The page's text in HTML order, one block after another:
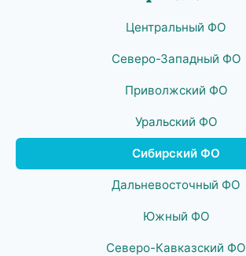
Центральный ФО
Северо-Западный ФО
Приволжский ФО
Уральский ФО
Сибирский ФО
Дальневосточный ФО
Южный ФО
Северо-Кавказский ФО